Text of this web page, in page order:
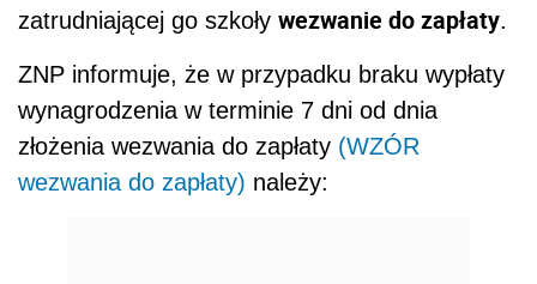
zatrudniającej go szkoły wezwanie do zapłaty.
ZNP informuje, że w przypadku braku wypłaty
wynagrodzenia w terminie 7 dni od dnia
złożenia wezwania do zapłaty (WZÓR
wezwania do zapłaty) należy: